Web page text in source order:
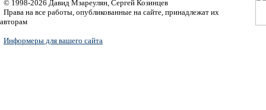
© 1998-2026 Давид Мзареулян, Сергей Козинцев
Права на все работы, опубликованные на сайте, принадлежат их
авторам
Информеры для вашего сайта